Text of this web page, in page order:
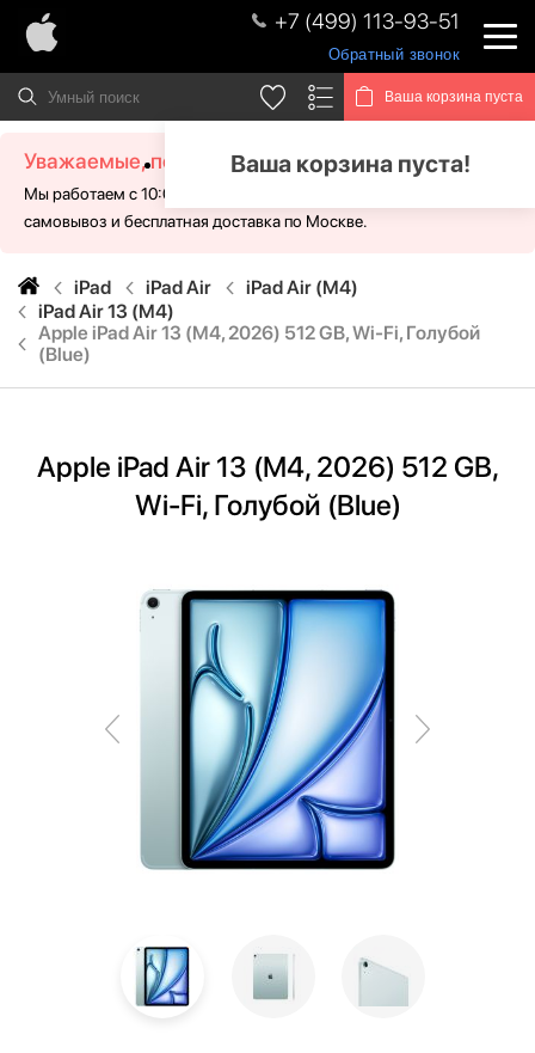
+7 (499) 113-93-51
Обратный звонок
Ваша корзина пуста
Ваша корзина пуста!
Уважаемые, посетители!
Мы работаем с 10:00 - 21:00 без выходных. Для Вас доступен
самовывоз и бесплатная доставка по Москве.
iPad iPad Air
iPad Air (M4)
iPad Air 13 (M4)
Apple iPad Air 13 (M4, 2026) 512 GB, Wi-Fi, Голубой
(Blue)
Apple iPad Air 13 (M4, 2026) 512 GB,
Wi-Fi, Голубой (Blue)